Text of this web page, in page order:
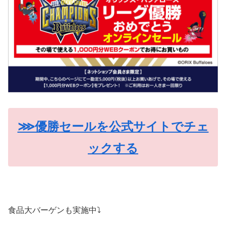
⋙優勝セールを公式サイトでチェ
ックする
食品大バーゲンも実施中⤵